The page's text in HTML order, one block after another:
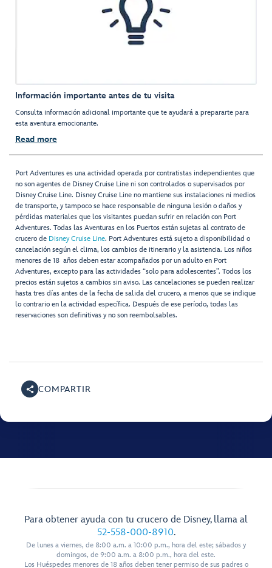
Información importante antes de tu visita
Consulta información adicional importante que te ayudará a prepararte para
esta aventura emocionante.
Read more
Port Adventures es una actividad operada por contratistas independientes que
no son agentes de Disney Cruise Line ni son controlados o supervisados por
Disney Cruise Line. Disney Cruise Line no mantiene sus instalaciones ni medios
de transporte, y tampoco se hace responsable de ninguna lesión o daños y
pérdidas materiales que los visitantes puedan sufrir en relación con Port
Adventures. Todas las Aventuras en los Puertos están sujetas al contrato de
crucero de Disney Cruise Line. Port Adventures está sujeto a disponibilidad o
cancelación según el clima, los cambios de itinerario y la asistencia. Los niños
menores de 18 años deben estar acompañados por un adulto en Port
Adventures, excepto para las actividades “solo para adolescentes”. Todos los
precios están sujetos a cambios sin aviso. Las cancelaciones se pueden realizar
hasta tres días antes de la fecha de salida del crucero, a menos que se indique
lo contrario en la actividad específica. Después de ese período, todas las
reservaciones son definitivas y no son reembolsables.
COMPARTIR
Para obtener ayuda con tu crucero de Disney, llama al
52-558-000-8910.
De lunes a viernes, de 8:00 a.m. a 10:00 p.m., hora del este; sábados y
domingos, de 9:00 a.m. a 8:00 p.m., hora del este.
Los Huéspedes menores de 18 años deben tener permiso de sus padres o